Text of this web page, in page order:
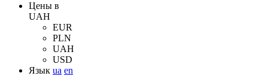
Цены в
UAH
EUR
PLN
UAH
USD
Язык ua en